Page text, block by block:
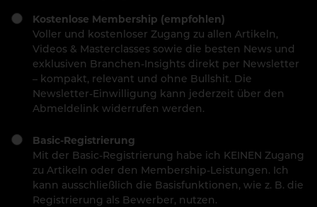
Kostenlose Membership (empfohlen)
Voller und kostenloser Zugang zu allen Artikeln,
Videos & Masterclasses sowie die besten News und
exklusiven Branchen-Insights direkt per Newsletter
– kompakt, relevant und ohne Bullshit. Die
Newsletter-Einwilligung kann jederzeit über den
Abmeldelink widerrufen werden.
Basic-Registrierung
Mit der Basic-Registrierung habe ich KEINEN Zugang
zu Artikeln oder den Membership-Leistungen. Ich
kann ausschließlich die Basisfunktionen, wie z. B. die
Registrierung als Bewerber, nutzen.